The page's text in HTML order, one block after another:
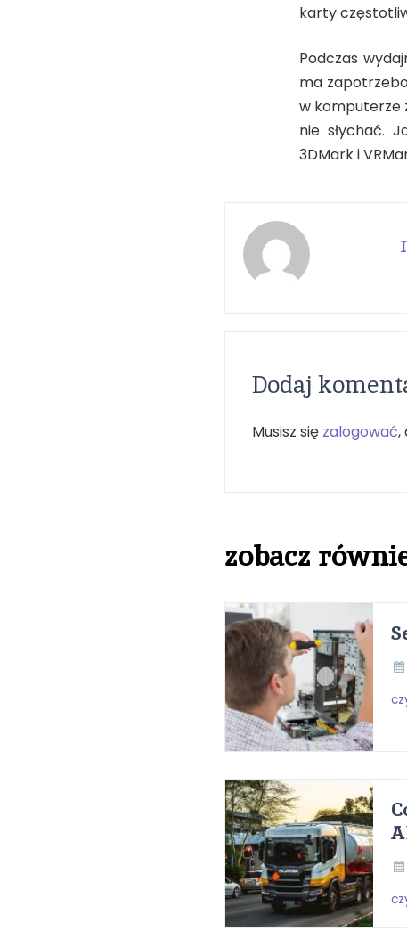
karty
Podczas
ma
w komputerze
nie słychać.
3DMark i
Dodaj
Musisz się zalogować,
zobacz